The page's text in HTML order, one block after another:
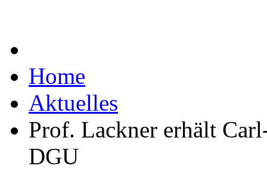
Home
Aktuelles
Prof. Lackner erhält
DGU